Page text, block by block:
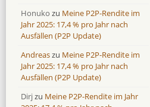
Honuko zu Meine P2P-Rendite im
Jahr 2025: 17,4 % pro Jahr nach
Ausfällen (P2P Update)
Andreaszu Meine P2P-Rendite im
Jahr 2025: 17,4 % pro Jahr nach
Ausfällen (P2P Update)
Dirjzu Meine P2P-Rendite im Jahr